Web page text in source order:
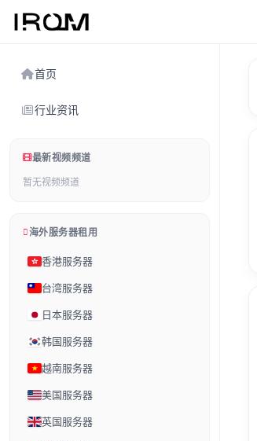
首页
行业资讯
最新视频频道
暂无视频频道
海外服务器租用
香港服务器
台湾服务器
日本服务器
韩国服务器
越南服务器
美国服务器
英国服务器